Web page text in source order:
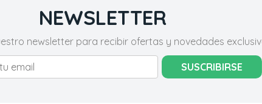
NEWSLETTER
newsletter para recibir ofertas y novedades
SUSCRIBIRSE